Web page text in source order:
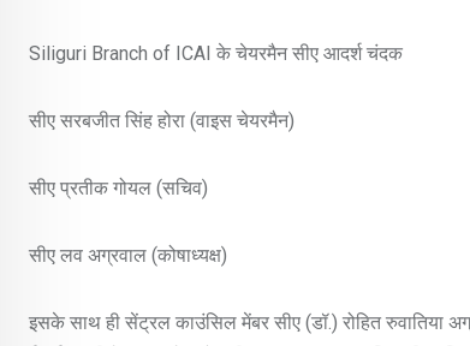
Siliguri Branch of ICAI के चेयरमैन सीए आदर्श चंदक
सीए सरबजीत सिंह होरा (वाइस चेयरमैन)
सीए प्रतीक गोयल (सचिव)
सीए लव अग्रवाल (कोषाध्यक्ष)
इसके साथ ही सेंट्रल काउंसिल मेंबर सीए (डॉ.) रोहित रुवातिया